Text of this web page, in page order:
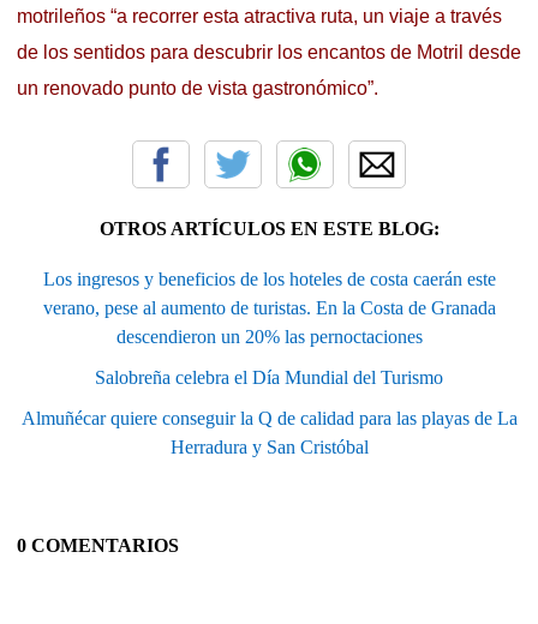
motrileños “a recorrer esta atractiva ruta, un viaje a través
de los sentidos para descubrir los encantos de Motril desde
un renovado punto de vista gastronómico”.
OTROS ARTÍCULOS EN ESTE BLOG:
Los ingresos y beneficios de los hoteles de costa caerán este
verano, pese al aumento de turistas. En la Costa de Granada
descendieron un 20% las pernoctaciones
Salobreña celebra el Día Mundial del Turismo
Almuñécar quiere conseguir la Q de calidad para las playas de La
Herradura y San Cristóbal
0 COMENTARIOS